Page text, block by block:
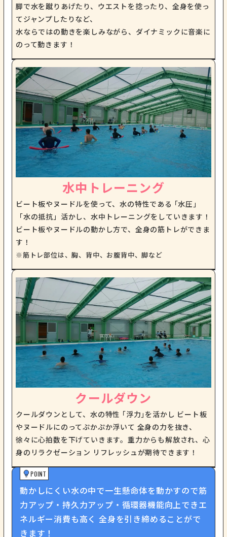
脚で水を蹴りあげたり、ウエストを捻ったり、全身を使っ
てジャンプしたりなど、
水ならではの動きを楽しみながら、ダイナミックに音楽に
のって動きます！
水中トレーニング
ビート板やヌードルを使って、水の特性である ｢水圧｣
「水の抵抗」活かし、水中トレーニングをしていきます！
ビート板やヌードルの動かし方で、全身の筋トレができま
す！
※筋トレ部位は、胸、背中、お腹背中、脚など
クールダウン
クールダウンとして、水の特性 ｢浮力｣を活かし ビート板
やヌードルにのってぷかぷか浮いて 全身の力を抜き、
徐々に心拍数を下げていきます。重力からも解放され、心
身のリラクゼーション リフレッシュが期待できます！
POINT
動かしにくい水の中で一生懸命体を動かすので筋
力アップ・持久力アップ・循環器機能向上できエ
ネルギー消費も高く 全身を引き締めることがで
きます！